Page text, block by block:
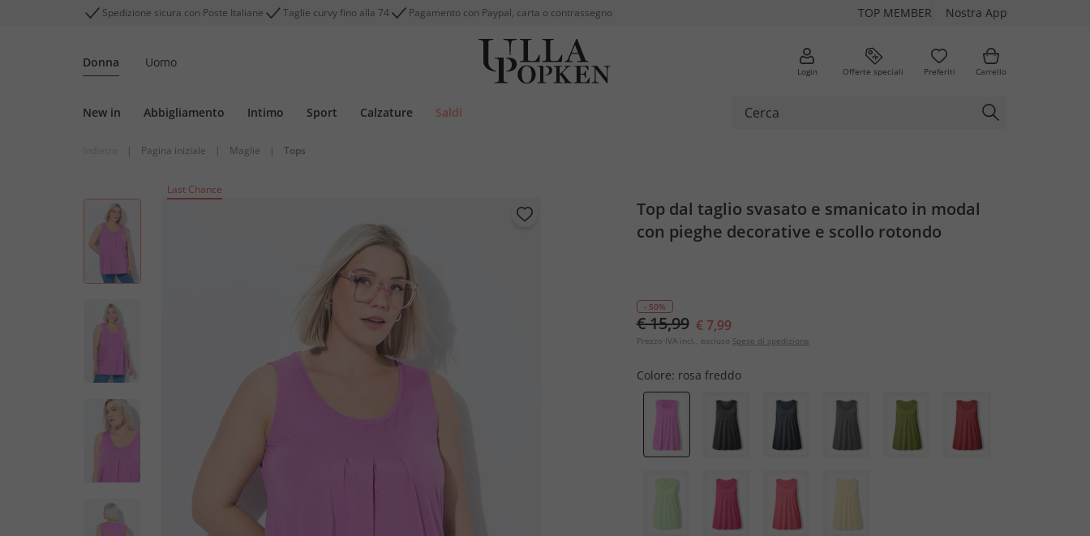
Spedizione sicura con Poste Italiane Taglie curvy fino alla 74 Pagamento con Paypal, carta o contrassegno TOP MEMBER Nostra App
Donna Uomo
Login Offerte speciali Preferiti Carrello
New in Abbigliamento Intimo Sport Calzature Saldi
| Pagina iniziale | Maglie | Tops
Last Chance
Top dal taglio svasato e smanicato in modal
con pieghe decorative e scollo rotondo
- 50%
€ 15,99 € 7,99
Prezzo IVA incl., escluso Spese di spedizione
Colore: rosa freddo